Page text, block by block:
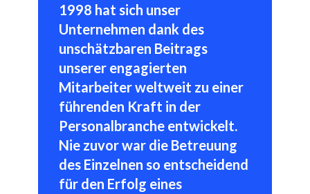
1998 hat sich unser
Unternehmen dank des
unschätzbaren Beitrags
unserer engagierten
Mitarbeiter weltweit zu einer
führenden Kraft in der
Personalbranche entwickelt.
Nie zuvor war die Betreuung
des Einzelnen so entscheidend
für den Erfolg eines